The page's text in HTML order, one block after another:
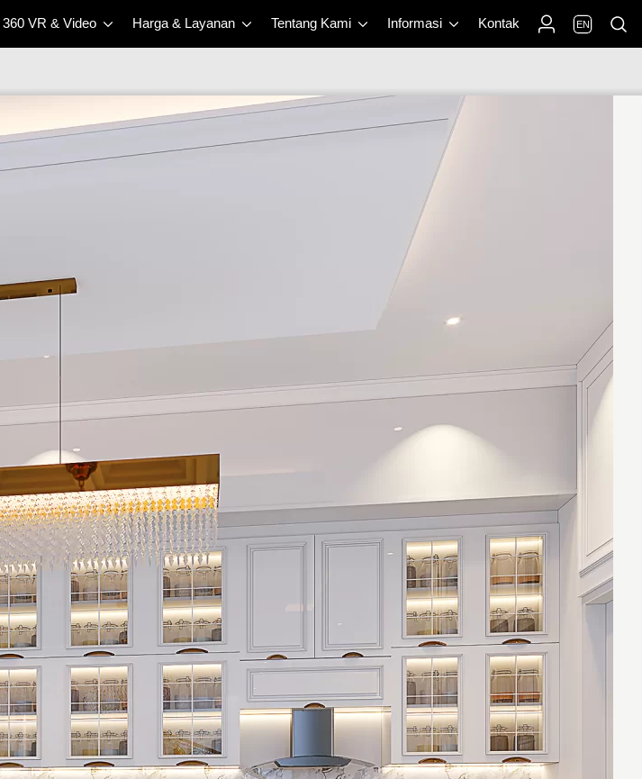
360 VR & Video Harga & Layanan Tentang Kami Informasi Kontak EN